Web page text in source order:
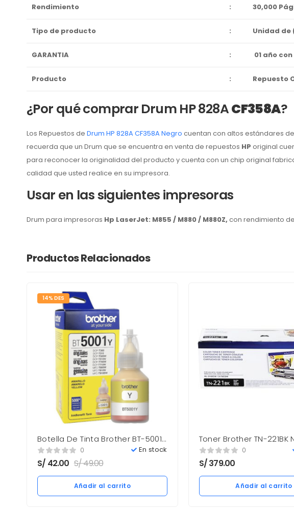
Rendimiento : 30,000
Tipo de producto : Unidad de
GARANTIA : 01 año
Producto : Repuesto
¿Por qué comprar Drum HP 828ACF358A?
Los Repuestos de Drum HP 828A CF358A Negro cuentan con altos estándares
recuerda que un Drum que se encuentra en venta de repuestos HP original
para reconocer la originalidad del producto y cuenta con un chip original
calidad que usted realice en su impresora.
Usar en las siguientes impresoras
Drum para impresoras Hp LaserJet: M855 / M880 / M880Z, con rendimiento de
Productos Relacionados
14% DES
Botella De Tinta Brother BT-5001Y
Yellow 48.8ML
0 En stock
S/ 42.00 S/49.00
Añadir al carrito
Toner Brother TN-221BK
2,500 pag. Nuevo
0
S/379.00
Añadir al carrito